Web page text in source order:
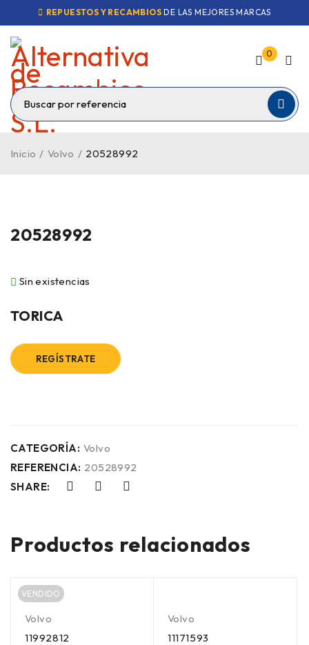
REPUESTOS Y RECAMBIOS DE LAS MEJORES MARCAS
0
Inicio / Volvo / 20528992
20528992
Sin existencias
TORICA
REGÍSTRATE
CATEGORÍA: Volvo
REFERENCIA: 20528992
SHARE:
Productos relacionados
VENDIDO
Volvo
11992812
Volvo
11171593